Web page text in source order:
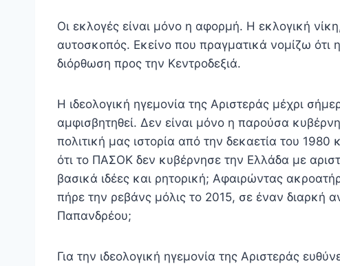
Οι εκλογές είναι μόνο η αφορμή. Η εκλογική
αυτοσκοπός. Εκείνο που πραγματικά νομίζω ότι η
διόρθωση προς την Κεντροδεξιά.
Η ιδεολογική ηγεμονία της Αριστεράς μέχρι
αμφισβητηθεί. Δεν είναι μόνο η παρούσα
πολιτική μας ιστορία από την δεκαετία του
ότι το ΠΑΣΟΚ δεν κυβέρνησε την Ελλάδα με
βασικά ιδέες και ρητορική; Αφαιρώντας
πήρε την ρεβάνς μόλις το 2015, σε έναν διαρκή
Παπανδρέου;
Για την ιδεολογική ηγεμονία της Αριστεράς